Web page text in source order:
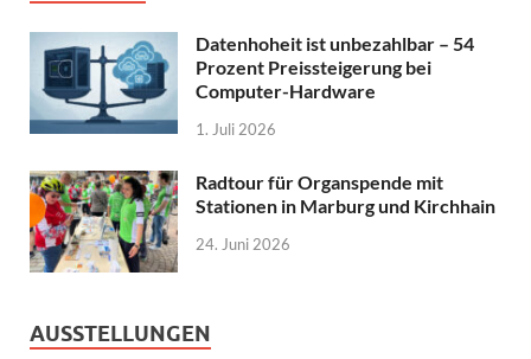
Datenhoheit ist unbezahlbar – 54
Prozent Preissteigerung bei
Computer-Hardware
1. Juli 2026
Radtour für Organspende mit
Stationen in Marburg und Kirchhain
24. Juni 2026
AUSSTELLUNGEN